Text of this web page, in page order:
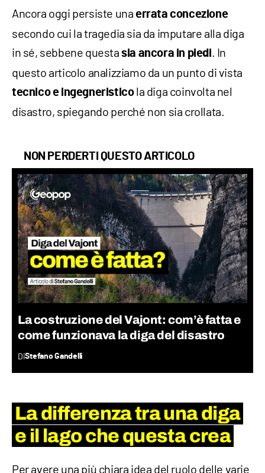
Ancora oggi persiste una errata concezione
secondo cui la tragedia sia da imputare alla diga
in sé, sebbene questasia ancora in piedi. In
questo articolo analizziamo da un punto di vista
tecnico e ingegneristicola diga coinvolta nel
disastro, spiegando perché non sia crollata.
NON PERDERTI QUESTO ARTICOLO
La costruzione del Vajont: com’è fatta e
come funzionava la diga del disastro
DiStefano Gandelli
La differenza tra una diga
e il lago che questa crea
Per avere una più chiara idea del ruolo delle varie